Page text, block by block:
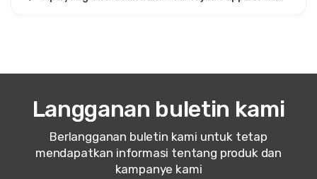
Langganan buletin kami
Berlangganan buletin kami untuk tetap
mendapatkan informasi tentang produk dan
kampanye kami